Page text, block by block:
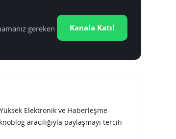
gereken
Kanala Katıl
Elektronik ve Haberleşme
aracılığıyla paylaşmayı tercih